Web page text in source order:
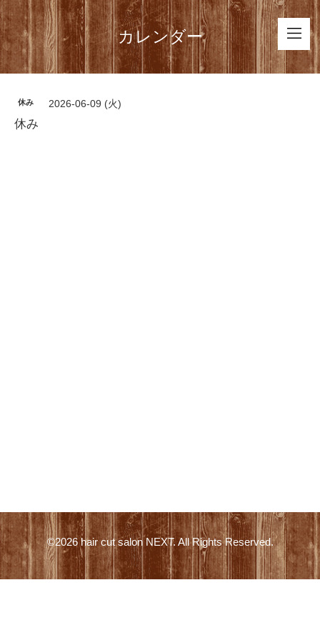
カレンダー
休み 2026-06-09 (火)
休み
©2026hair cut salon NEXT. All Rights Reserved.